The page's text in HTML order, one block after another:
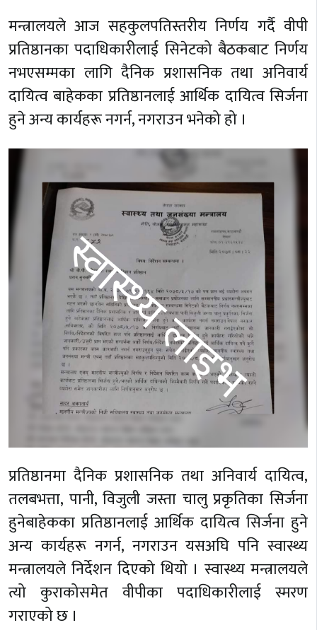
मन्त्रालयले आज सहकुलपतिस्तरीय निर्णय गर्दै वीपी
प्रतिष्ठानका पदाधिकारीलाई सिनेटको बैठकबाट निर्णय
नभएसम्मका लागि दैनिक प्रशासनिक तथा अनिवार्य
दायित्व बाहेकका प्रतिष्ठानलाई आर्थिक दायित्व सिर्जना
हुने अन्य कार्यहरू नगर्न, नगराउन भनेको हो ।
प्रतिष्ठानमा दैनिक प्रशासनिक तथा अनिवार्य दायित्व,
तलबभत्ता, पानी, विजुली जस्ता चालु प्रकृतिका सिर्जना
हुनेबाहेकका प्रतिष्ठानलाई आर्थिक दायित्व सिर्जना हुने
अन्य कार्यहरू नगर्न, नगराउन यसअघि पनि स्वास्थ्य
मन्त्रालयले निर्देशन दिएको थियो । स्वास्थ्य मन्त्रालयले
त्यो कुराकोसमेत वीपीका पदाधिकारीलाई स्मरण
गराएको छ ।